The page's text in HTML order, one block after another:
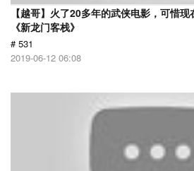
【越哥】火了20多年的武侠电影，可惜
《新龙门客栈》
# 531
2019-06-12 06:08